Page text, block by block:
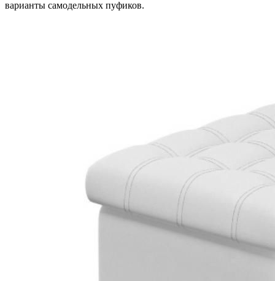
варианты самодельных пуфиков.